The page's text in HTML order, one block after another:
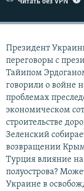
Президент
переговоры с
Тайипом
говорили о войне
проблемах
экономическом
строительстве
Зеленский
возвращении
Турция влияние
полуострова?
Украине в